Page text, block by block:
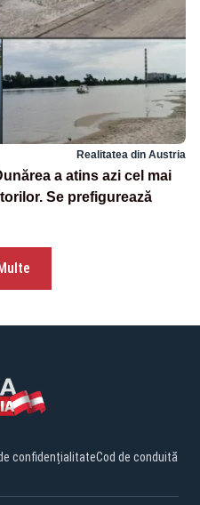
Realitatea din Austria
a atins azi cel mai
Se prefigurează
confidențialitateCod de conduită